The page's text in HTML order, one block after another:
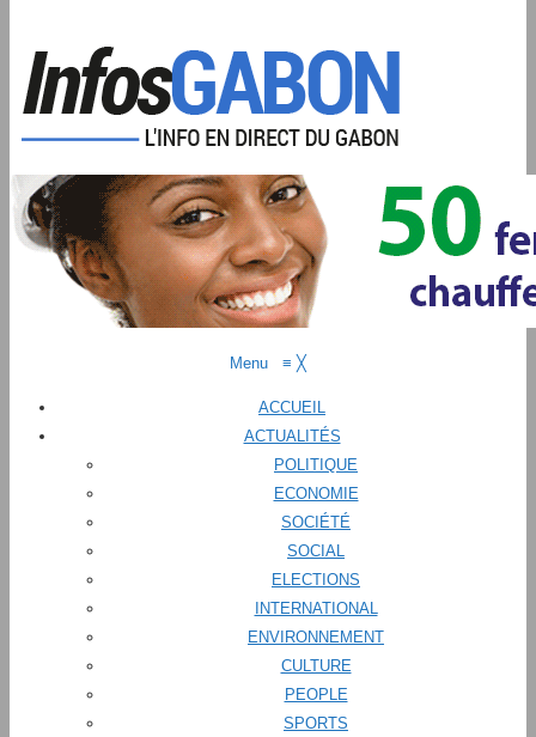
Menu ≡ ╳
ACCUEIL
ACTUALITÉS
POLITIQUE
ECONOMIE
SOCIÉTÉ
SOCIAL
ELECTIONS
INTERNATIONAL
ENVIRONNEMENT
CULTURE
PEOPLE
SPORTS